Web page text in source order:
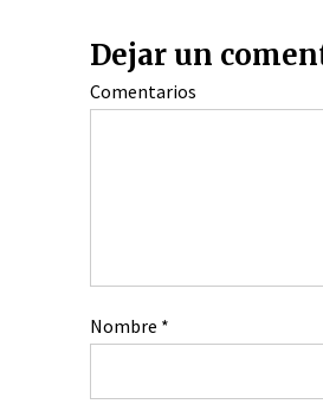
Dejar un
Comentarios
Nombre *